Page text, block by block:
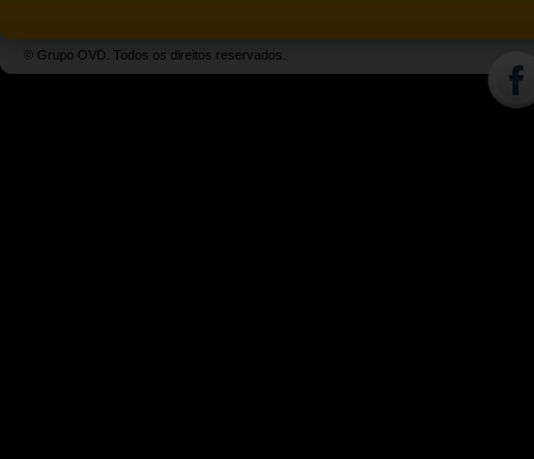
© Grupo OVD. Todos os direitos reservados.